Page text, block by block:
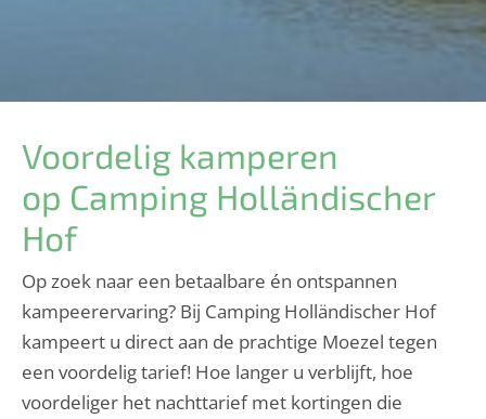
Voordelig kamperen
op Camping Holländischer
Hof
Op zoek naar een betaalbare én ontspannen
kampeerervaring? Bij Camping Holländischer Hof
kampeert u direct aan de prachtige Moezel tegen
een voordelig tarief! Hoe langer u verblijft, hoe
voordeliger het nachttarief met kortingen die